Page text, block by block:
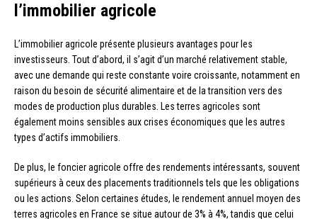
l’immobilier agricole
L’immobilier agricole présente plusieurs avantages pour les
investisseurs. Tout d’abord, il s’agit d’un marché relativement stable,
avec une demande qui reste constante voire croissante, notamment en
raison du besoin de sécurité alimentaire et de la transition vers des
modes de production plus durables. Les terres agricoles sont
également moins sensibles aux crises économiques que les autres
types d’actifs immobiliers.
De plus, le foncier agricole offre des rendements intéressants, souvent
supérieurs à ceux des placements traditionnels tels que les obligations
ou les actions. Selon certaines études, le rendement annuel moyen des
terres agricoles en France se situe autour de 3% à 4%, tandis que celui